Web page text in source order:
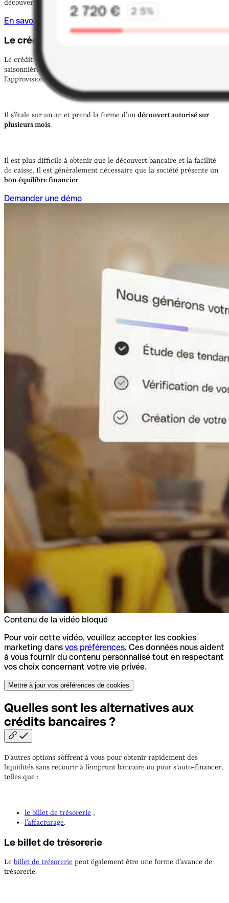
découvert bancaire.
En savoir plus sur la facilité de caisse
Le crédit de campagne
Le crédit de campagne est une
saisonnières. Il permet de faire face au décalage entre
l’approvisionnement et l’activité de l’entreprise.
Il s’étale sur un an et prend la forme d’un découvert autorisé sur
plusieurs mois.
Il est plus difficile à obtenir que le découvert bancaire et la facilité
de caisse. Il est généralement nécessaire que la société présente un
bon équilibre financier.
Demander une démo
Contenu de la vidéo bloqué
Pour voir cette vidéo, veuillez accepter les cookies
marketing dans vos préférences. Ces données nous aident
à vous fournir du contenu personnalisé tout en respectant
vos choix concernant votre vie privée.
Mettre à jour vos préférences de cookies
Quelles sont les alternatives aux
crédits bancaires ?
D’autres options s’offrent à vous pour obtenir rapidement des
liquidités sans recourir à l’emprunt bancaire ou pour s'auto-financer,
telles que :
le billet de trésorerie ;
l’affacturage.
Le billet de trésorerie
Le billet de trésorerie peut également être une forme d’avance de
trésorerie.